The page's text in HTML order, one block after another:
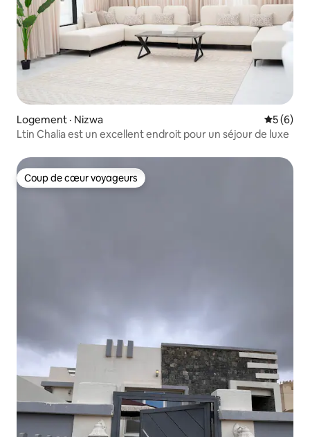
Logement · Nizwa Note
5 (6)
Ltin Chalia est un excellent endroit pour un séjour de luxe
Coup de cœur voyageurs
Coup de cœur voyageurs